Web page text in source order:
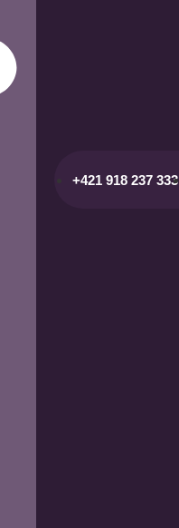
+421 918 237 333